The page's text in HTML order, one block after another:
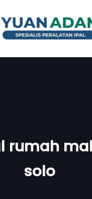
rumah
solo